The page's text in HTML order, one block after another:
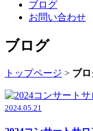
ブログ
お問い合わせ
ブログ
トップページ > ブ
2024.05.21